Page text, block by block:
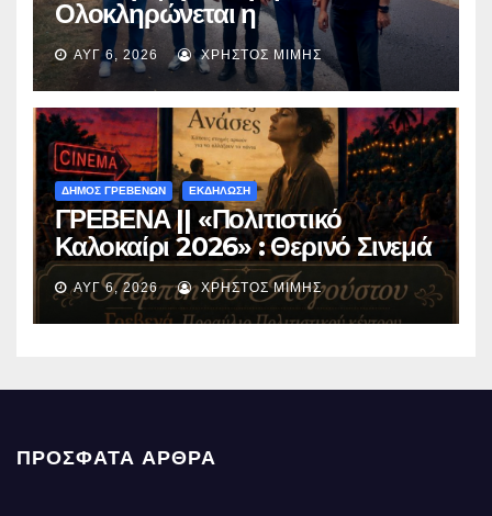
Ολοκληρώνεται η
ασφαλτόστρωση της οδού
Περιβόλι – Αβδέλλα
ΑΥΓ 6, 2026 ΧΡΉΣΤΟΣ ΜΊΜΗΣ
ΔΗΜΟΣ ΓΡΕΒΕΝΩΝ ΕΚΔΗΛΩΣΗ
ΓΡΕΒΕΝΑ || «Πολιτιστικό
Καλοκαίρι 2026» : Θερινό Σινεμά
με την βραβευμένη ταινία
«Μικρές Ανάσες».
ΑΥΓ 6, 2026 ΧΡΉΣΤΟΣ ΜΊΜΗΣ
ΠΡΌΣΦΑΤΑ ΆΡΘΡΑ